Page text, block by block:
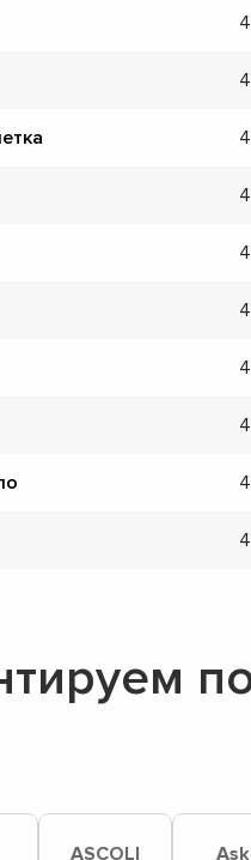
ASCOLI